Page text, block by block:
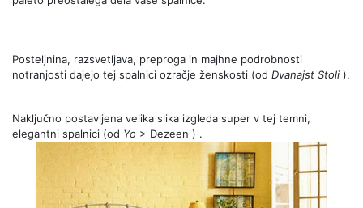
Posteljnina, razsvetljava, preproga in majhne podrobnosti
notranjosti dajejo tej spalnici ozračje ženskosti (od Dvanajst Stoli ).
Naključno postavljena velika slika izgleda super v tej temni,
elegantni spalnici (od Yo > Dezeen ) .